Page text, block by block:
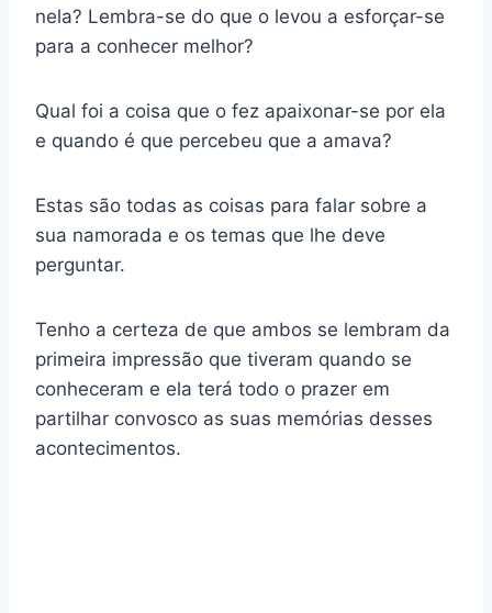
nela? Lembra-se do que o levou a esforçar-se
para a conhecer melhor?
Qual foi a coisa que o fez apaixonar-se por ela
e quando é que percebeu que a amava?
Estas são todas as coisas para falar sobre a
sua namorada e os temas que lhe deve
perguntar.
Tenho a certeza de que ambos se lembram da
primeira impressão que tiveram quando se
conheceram e ela terá todo o prazer em
partilhar convosco as suas memórias desses
acontecimentos.